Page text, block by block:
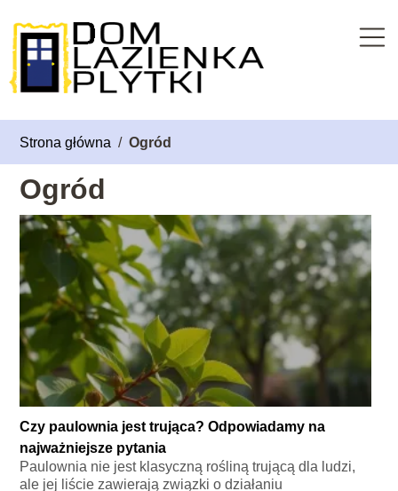
Strona główna / Ogród
Ogród
Czy paulownia jest trująca? Odpowiadamy na
najważniejsze pytania
Paulownia nie jest klasyczną rośliną trującą dla ludzi,
ale jej liście zawierają związki o działaniu